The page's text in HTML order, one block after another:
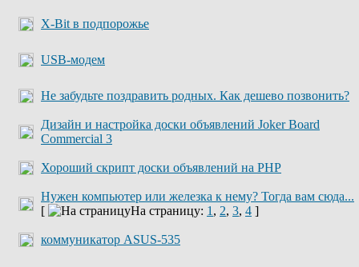
X-Bit в подпорожье
USB-модем
Не забудьте поздравить родных. Как дешево позвонить?
Дизайн и настройка доски объявлений Joker Board
Commercial 3
Хороший скрипт доски объявлений на PHP
Нужен компьютер или железка к нему? Тогда вам сюда...
[
На страницу: 1 , 2, 3, 4 ]
коммуникатор ASUS-535